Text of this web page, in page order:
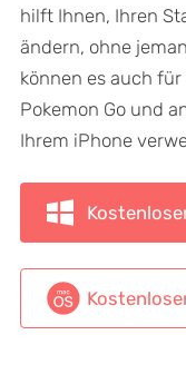
hilft Ihnen, Ihren
ändern, ohne
können es auch
Pokemon Go und
Ihrem iPhone